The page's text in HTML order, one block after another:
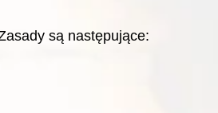
są następujące: